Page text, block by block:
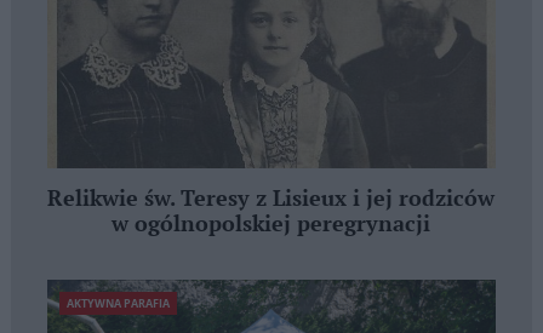
Relikwie św. Teresy z Lisieux i jej rodziców
w ogólnopolskiej peregrynacji
AKTYWNA PARAFIA